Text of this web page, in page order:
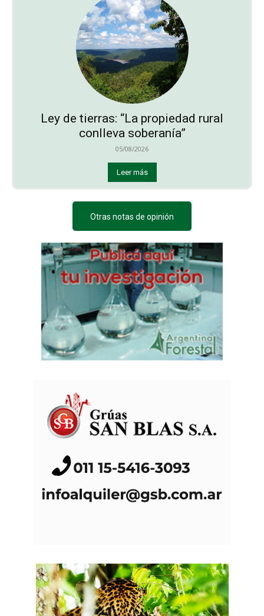
Ley de tierras: “La propiedad rural
conlleva soberanía”
05/08/2026
Leer más
Otras notas de opinión